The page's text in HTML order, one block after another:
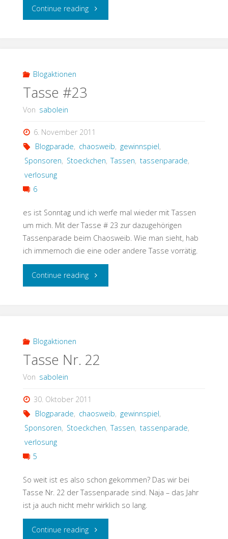
Continue reading"Tasse
Blogaktionen
Tasse #23
Von sabolein
6. November 2011
Blogparade, chaosweib, gewinnspiel,
Sponsoren, Stoeckchen, Tassen, tassenparade,
verlosung
6
es ist Sonntag und ich werfe mal wieder mit Tassen
um mich. Mit der Tasse # 23 zur dazugehörigen
Tassenparade beim Chaosweib. Wie man sieht, hab
ich immernoch die eine oder andere Tasse vorrätig.
Continue reading"Tasse
Blogaktionen
Tasse Nr. 22
Von sabolein
30. Oktober 2011
Blogparade, chaosweib, gewinnspiel,
Sponsoren, Stoeckchen, Tassen, tassenparade,
verlosung
5
So weit ist es also schon gekommen? Das wir bei
Tasse Nr. 22 der Tassenparade sind. Naja – das Jahr
ist ja auch nicht mehr wirklich so lang.
Continue reading"Tasse